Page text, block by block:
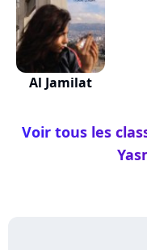
Al Jamilat
Voir tous les